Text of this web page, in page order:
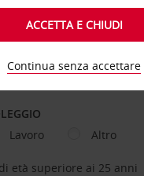
di riconsegna diversa
AL GIORNO
Lavoro Altro
età superiore ai 25 anni
ACCETTA E CHIUDI
Continua senza accettare